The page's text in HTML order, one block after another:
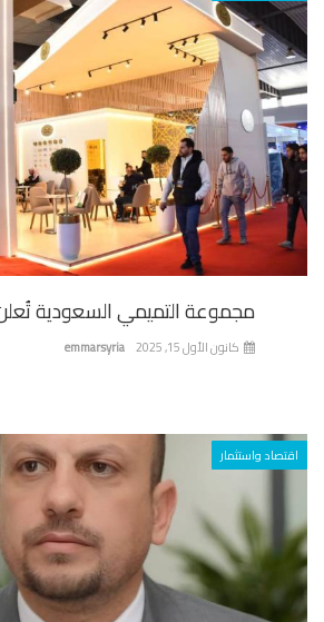
مجموعة التميمي السعودية تُعلن
emmarsyria كانون الأول 15, 2025
واستثمار